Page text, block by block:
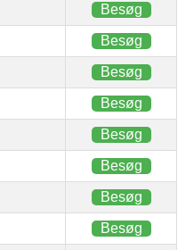
Besøg
Besøg
Besøg
Besøg
Besøg
Besøg
Besøg
Besøg